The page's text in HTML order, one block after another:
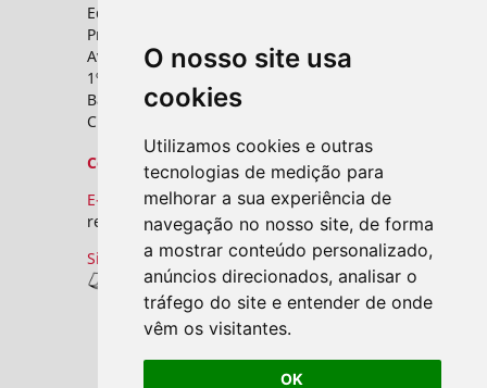
O nosso site usa
cookies
Utilizamos cookies e outras
tecnologias de medição para
melhorar a sua experiência de
navegação no nosso site, de forma
a mostrar conteúdo personalizado,
anúncios direcionados, analisar o
tráfego do site e entender de onde
vêm os visitantes.
OK
Editora UFTM
Prédio da Reitoria
Av. Frei Paulino, nº 30,
1º andar - Sala 8 PROPPG
Bairro Abadia
CEP: 38025-180 - Uberaba - MG
Contato
E-mail:
revistas.seer@uftm.edu.br
Site
Revistas UFTM